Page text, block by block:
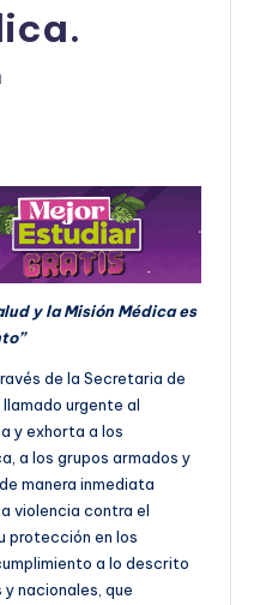
y la Misión Médica es
de la Secretaria de
urgente al
y exhorta a los
a los grupos armados y
manera inmediata
violencia contra el
protección en los
a lo descrito
nacionales, que